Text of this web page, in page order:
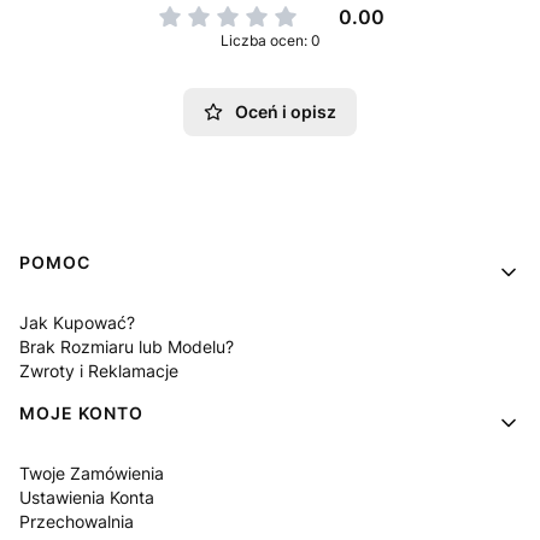
0.00
Liczba ocen: 0
Oceń i opisz
Linki w stopce
POMOC
Jak Kupować?
Brak Rozmiaru lub Modelu?
Zwroty i Reklamacje
MOJE KONTO
Twoje Zamówienia
Ustawienia Konta
Przechowalnia